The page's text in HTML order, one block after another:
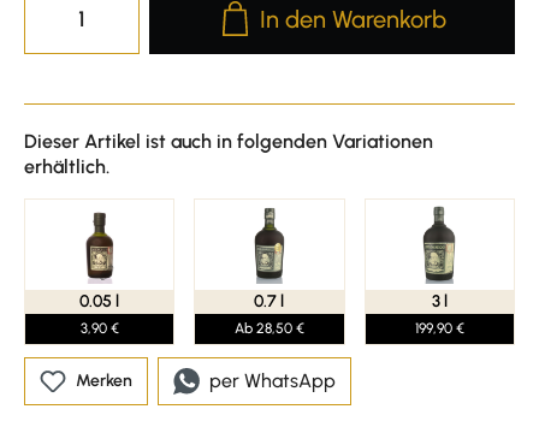
In den Warenkorb
Dieser Artikel ist auch in folgenden Variationen
erhältlich.
0.05 l
3,90 €
0.7 l
Ab 28,50 €
3 l
199,90 €
Merken per WhatsApp